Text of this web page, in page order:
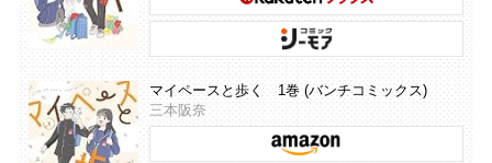
マイペースと歩く 1巻 (バンチコミックス)
三本阪奈